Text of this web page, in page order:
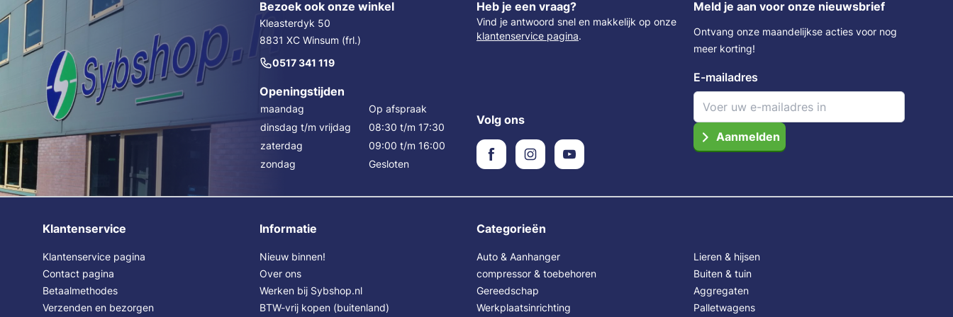
Bezoek ook onze winkel
Kleasterdyk 50
8831 XC Winsum (frl.)
0517 341 119
Openingstijden
maandag
Op afspraak
dinsdag t/m vrijdag
08:30 t/m 17:30
zaterdag
09:00 t/m 16:00
zondag
Gesloten
Heb je een vraag?
Vind je antwoord snel en makkelijk op onze
klantenservice pagina.
Volg ons
Meld je aan voor onze nieuwsbrief
Ontvang onze maandelijkse acties voor nog
meer korting!
E-mailadres
Aanmelden
Klantenservice
Klantenservice pagina
Contact pagina
Betaalmethodes
Verzenden en bezorgen
Informatie
Nieuw binnen!
Over ons
Werken bij Sybshop.nl
BTW-vrij kopen (buitenland)
Categorieën
Auto & Aanhanger
compressor & toebehoren
Gereedschap
Werkplaatsinrichting
Lieren & hijsen
Buiten & tuin
Aggregaten
Palletwagens